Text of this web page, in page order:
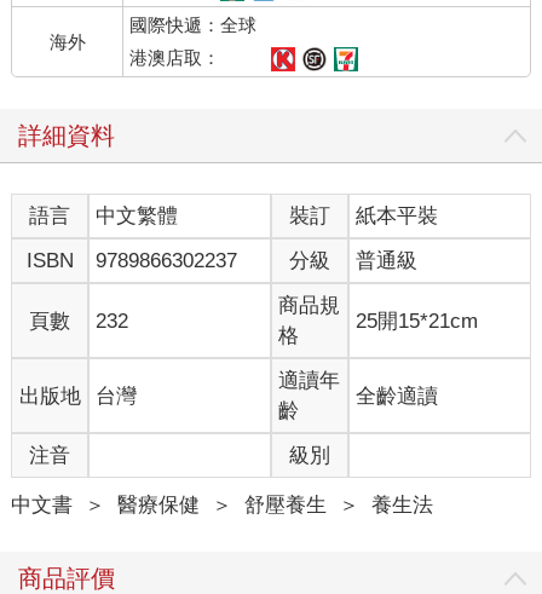
海外
國際快遞：全球
港澳店取：
詳細資料
語言 中文繁體 裝訂
紙本平裝
ISBN
9789866302237 分級 普通級
頁數 232
商品規
格
25開15*21cm
出版地 台灣
適讀年
齡
全齡適讀
注音 級別
中文書 ＞ 醫療保健 ＞ 舒壓養生 ＞ 養生法
商品評價